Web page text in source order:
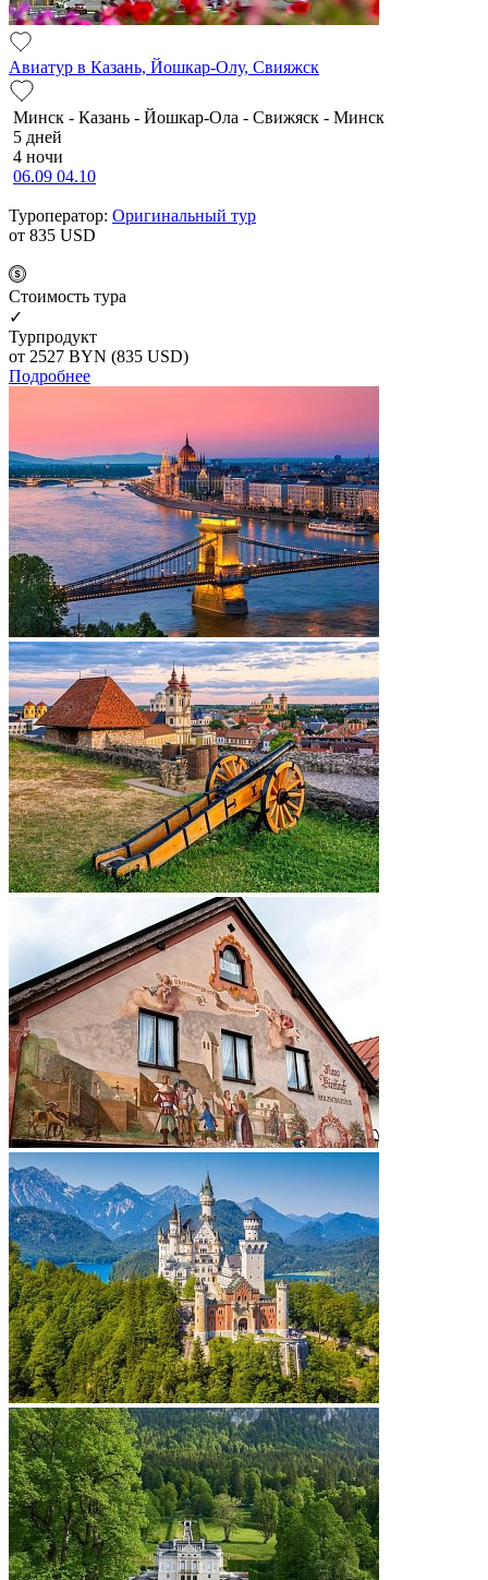
Авиатур в Казань, Йошкар-Олу, Свияжск
Минск - Казань - Йошкар-Ола - Свижяск - Минск
5 дней
4 ночи
06.09 04.10
Туроператор: Оригинальный тур
от 835 USD
Cтоимость тура
✓
Турпродукт
от 2527 BYN (835 USD)
Подробнее